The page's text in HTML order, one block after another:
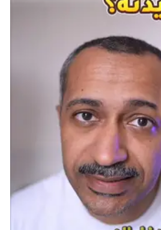
والغزو ومعالم الخلود التي كانت
أسطورية ومغرية. سقطت مصر
في يد بلاد فارس عام 525 قبل الميلاد، لكن النيل لا يزال
زيادة الإنتاج في الأنهار
اقتصادي
على بلاط الأنهار الصغيرة
يجب أن توضع على صحراء
دفعت الرغبة في الحصول على